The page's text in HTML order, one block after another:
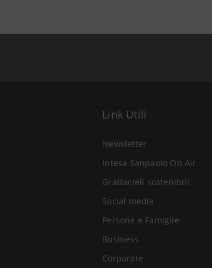
Link Utili
Newsletter
Intesa Sanpaolo On Air
Grattacieli sostenibili
Social media
Persone e Famiglie
Business
Corporate